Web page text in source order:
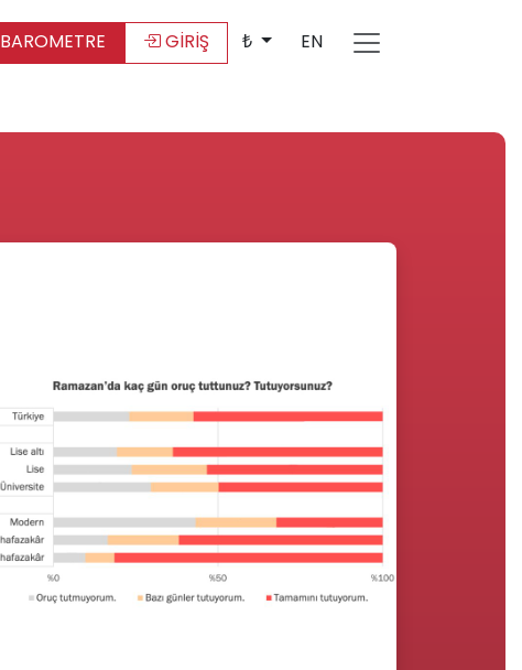
BAROMETRE GİRİŞ ₺ EN